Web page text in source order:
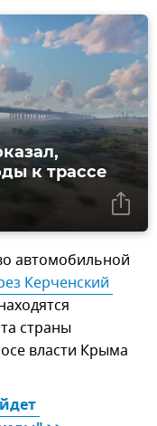
к трассе
автомобильной
Керченский
страны
власти Крыма